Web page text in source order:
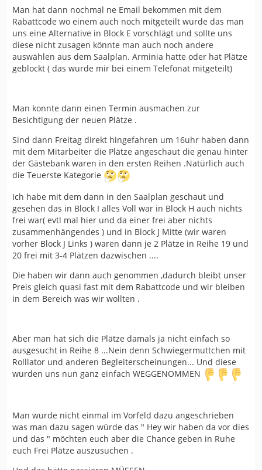
Man hat dann nochmal ne Email bekommen mit dem
Rabattcode wo einem auch noch mitgeteilt wurde das man
uns eine Alternative in Block E vorschlägt und sollte uns
diese nicht zusagen könnte man auch noch andere
auswählen aus dem Saalplan. Arminia hatte oder hat Plätze
geblockt ( das wurde mir bei einem Telefonat mitgeteilt)
Man konnte dann einen Termin ausmachen zur
Besichtigung der neuen Plätze .
Sind dann Freitag direkt hingefahren um 16uhr haben dann
mit dem Mitarbeiter die Plätze angeschaut die genau hinter
der Gästebank waren in den ersten Reihen .Natürlich auch
die Teuerste Kategorie
Ich habe mit dem dann in den Saalplan geschaut und
gesehen das in Block I alles Voll war in Block H auch nichts
frei war( evtl mal hier und da einer frei aber nichts
zusammenhängendes ) und in Block J Mitte (wir waren
vorher Block J Links ) waren dann je 2 Plätze in Reihe 19 und
20 frei mit 3-4 Plätzen dazwischen ....
Die haben wir dann auch genommen ,dadurch bleibt unser
Preis gleich quasi fast mit dem Rabattcode und wir bleiben
in dem Bereich was wir wollten .
Aber man hat sich die Plätze damals ja nicht einfach so
ausgesucht in Reihe 8 ...Nein denn Schwiegermuttchen mit
Rolllator und anderen Begleiterscheinungen... Und diese
wurden uns nun ganz einfach WEGGENOMMEN
Man wurde nicht einmal im Vorfeld dazu angeschrieben
was man dazu sagen würde das " Hey wir haben da vor dies
und das " möchten euch aber die Chance geben in Ruhe
euch Frei Plätze auszusuchen .